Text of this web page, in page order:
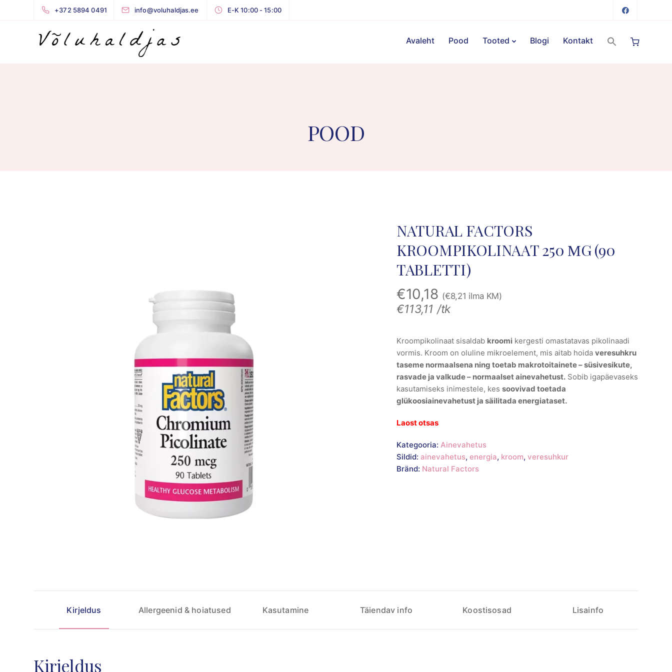
+372 5894 0491 info@voluhaldjas.ee E-K 10:00 - 15:00
Avaleht Pood Tooted Blogi Kontakt
POOD
NATURAL FACTORS
KROOMPIKOLINAAT 250 ΜG (90
TABLETTI)
€10,18 (€8,21 ilma KM)
€113,11 /tk
Kroompikolinaat sisaldab kroomi kergesti omastatavas pikolinaadi
vormis. Kroom on oluline mikroelement, mis aitab hoida veresuhkru
taseme normaalsena ning toetab makrotoitainete – süsivesikute,
rasvade ja valkude – normaalset ainevahetust. Sobib igapäevaseks
kasutamiseks inimestele, kes soovivad toetada
glükoosiainevahetust ja säilitada energiataset.
Laost otsas
Kategooria: Ainevahetus
Sildid: ainevahetus, energia, kroom, veresuhkur
Bränd: Natural Factors
Kirjeldus Allergeenid & hoiatused Kasutamine Täiendav info Koostisosad Lisainfo
Kirjeldus